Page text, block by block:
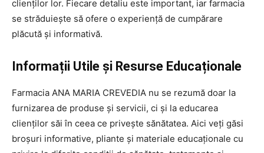
clienților lor. Fiecare detaliu este important, iar farmacia
se străduiește să ofere o experiență de cumpărare
plăcută și informativă.
Informații Utile și Resurse Educaționale
Farmacia ANA MARIA CREVEDIA nu se rezumă doar la
furnizarea de produse și servicii, ci și la educarea
clienților săi în ceea ce privește sănătatea. Aici veți găsi
broșuri informative, pliante și materiale educaționale cu